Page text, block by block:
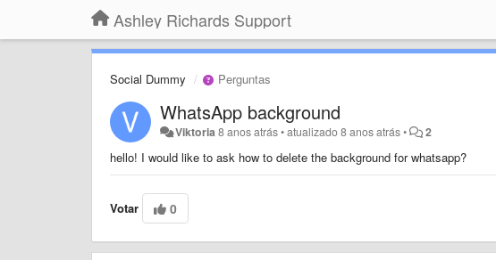
Ashley Richards Support
Social Dummy Perguntas
WhatsApp background
Viktoria8 anos atrás•atualizado8 anos atrás• 2
hello! I would like to ask how to delete the background for whatsapp?
Votar 0